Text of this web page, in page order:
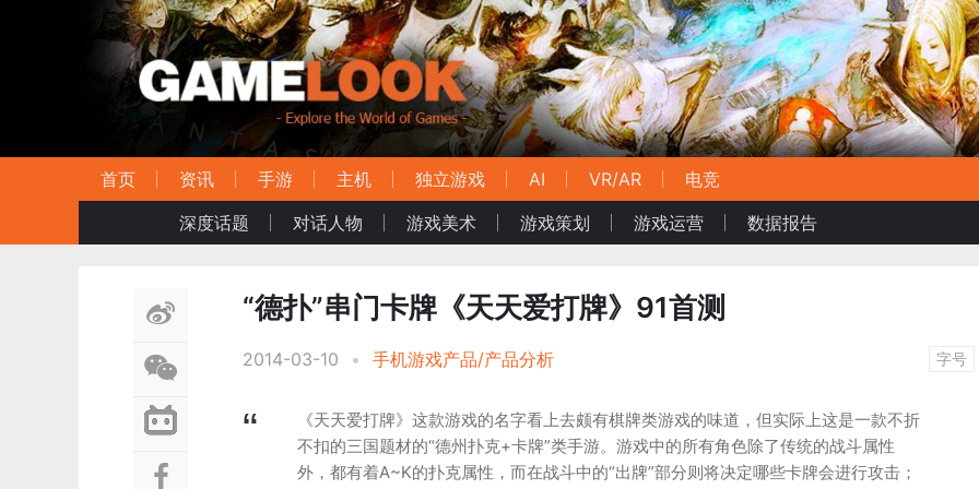
首页 资讯 手游 主机 独立游戏 AI VR/AR
电竞
深度话题
对话人物 游戏美术 游戏策划 游戏运营 数据报告
“德扑”串门卡牌《天天爱打牌》91首测
2014-03-10 • 手机游戏产品/产品分析 字号
《天天爱打牌》这款游戏的名字看上去颇有棋牌类游戏的味道，但实际上这是一款不折
不扣的三国题材的“德州扑克+卡牌”类手游。游戏中的所有角色除了传统的战斗属性
外，都有着A~K的扑克属性，而在战斗中的“出牌”部分则将决定哪些卡牌会进行攻击；